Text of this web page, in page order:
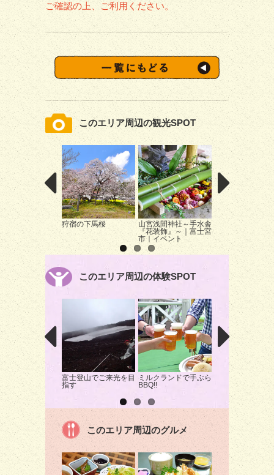
ご確認の上、ご利用ください。
このエリア周辺の観光SPOT
狩宿の下馬桜
山宮浅間神社～手水舎
『花装飾』～｜富士宮
市｜イベント
富士山本宮浅
ライトアップ
このエリア周辺の体験SPOT
富士登山でご来光を目
指す
ミルクランドで手ぶら
BBQ!!
望月園芸でいち
り体験！｜富士
物狩り
このエリア周辺のグルメ